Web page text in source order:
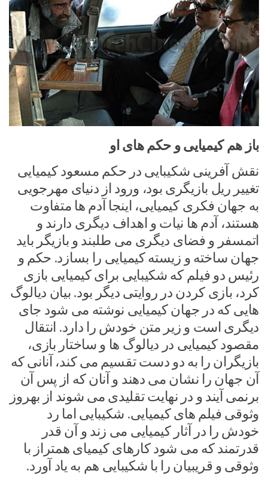
باز هم کیمیایی و حکم های او
نقش آفرینی شکیبایی در حکم مسعود کیمیایی
تغییر ریل بازیگری بود، ورود از دنیای مهرجویی
به جهان فکری کیمیایی، اینجا آدم ها متفاوت
هستند، آدم ها نیات و اهداف دیگری دارند و
اتمسفر و فضای دیگری می طلبند و بازیگر باید
جهان ساخته و زیسته کیمیایی را بسازد. حکم و
رئیس دو فیلم که شکیبایی برای کیمیایی بازی
کرد، بازی کردن در روایتی دیگر بود. بیان دیالوگ
هایی که در جهان کیمیایی نوشته می شود جای
دیگری است و زیر متن خودش را دارد. انتقال
مقصود کیمیایی در دیالوگ ها و ساختار بازی،
بازیگران را به دو دست تقسیم می کند، آنانی که
آن جهان را نشان می دهند و آنان که از پس آن
برنمی آیند و در نهایت تقلیدی می شوند از بهروز
وثوقی فیلم های کیمیایی. شکیبایی اما رد
خودش را در آثار کیمیایی می زند و آن قدر
قدرتمند که می شود کارهای کیمیای همتراز با
وثوقی و قریبیان را با شکیبایی هم به یاد آورد.